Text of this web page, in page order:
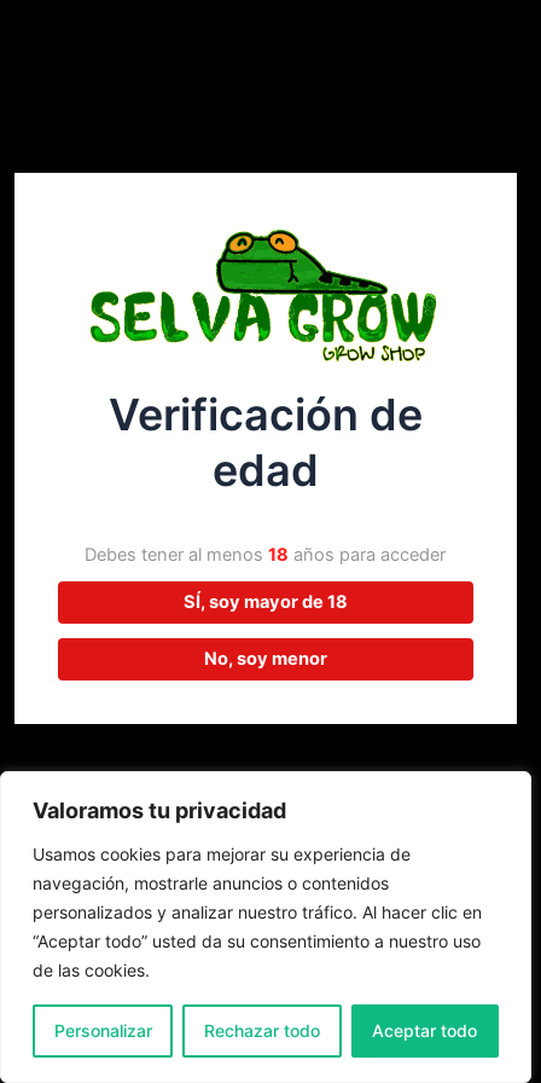
Valoramos tu privacidad
Usamos cookies para mejorar su experiencia de
navegación, mostrarle anuncios o contenidos
personalizados y analizar nuestro tráfico. Al hacer clic en
“Aceptar todo” usted da su consentimiento a nuestro uso
de las cookies.
Personalizar Rechazar todo Aceptar todo
¡Disculpa este desastre! Estamos
trabajando en algo increíble,
¡vuelve pronto!
Verificación de
edad
Debes tener al menos18 años para acceder
SÍ, soy mayor de 18
No, soy menor